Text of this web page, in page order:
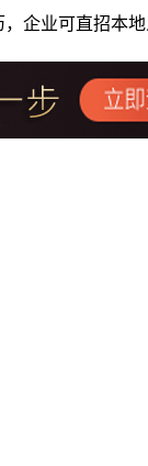
企业可直招本